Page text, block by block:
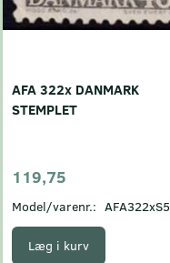
AFA 322x DANMARK
STEMPLET
119,75
Model/varenr.: AFA322xS5
Læg i kurv